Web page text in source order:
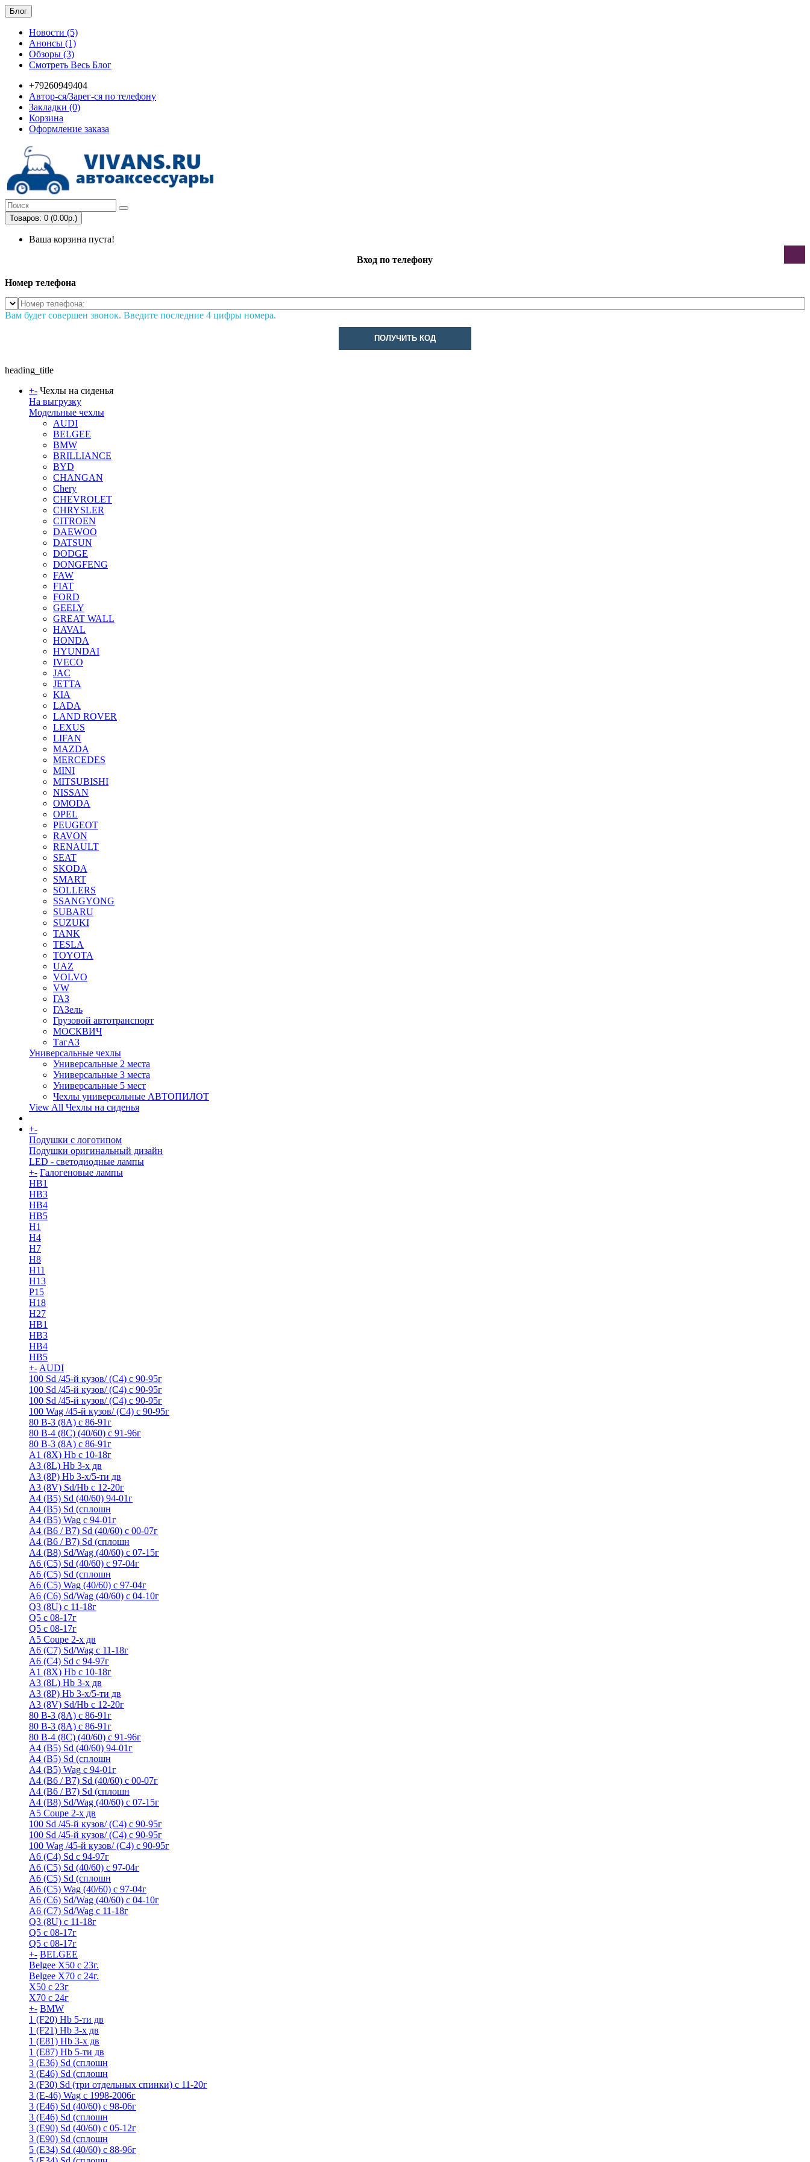
Блог
Новости (5)
Анонсы (1)
Обзоры (3)
Смотреть Весь Блог
+79260949404
Автор-ся/Зарег-ся по телефону
Закладки (0)
Корзина
Оформление заказа
Товаров: 0 (0.00р.)
Ваша корзина пуста!
Вход по телефону
Номер телефона
Вам будет совершен звонок. Введите последние 4 цифры номера.
ПОЛУЧИТЬ КОД
heading_title
+- Чехлы на сиденья
На выгрузку
Модельные чехлы
AUDI
BELGEE
BMW
BRILLIANCE
BYD
CHANGAN
Chery
CHEVROLET
CHRYSLER
CITROEN
DAEWOO
DATSUN
DODGE
DONGFENG
FAW
FIAT
FORD
GEELY
GREAT WALL
HAVAL
HONDA
HYUNDAI
IVECO
JAC
JETTA
KIA
LADA
LAND ROVER
LEXUS
LIFAN
MAZDA
MERCEDES
MINI
MITSUBISHI
NISSAN
OMODA
OPEL
PEUGEOT
RAVON
RENAULT
SEAT
SKODA
SMART
SOLLERS
SSANGYONG
SUBARU
SUZUKI
TANK
TESLA
TOYOTA
UAZ
VOLVO
VW
ГАЗ
ГАЗель
Грузовой автотранспорт
МОСКВИЧ
ТагАЗ
Универсальные чехлы
Универсальные 2 места
Универсальные 3 места
Универсальные 5 мест
Чехлы универсальные АВТОПИЛОТ
View All Чехлы на сиденья
+-
Подушки с логотипом
Подушки оригинальный дизайн
LED - светодиодные лампы
+- Галогеновые лампы
HB1
HB3
HB4
HB5
H1
H4
H7
H8
H11
H13
Р15
H18
H27
HB1
HB3
HB4
HB5
+- AUDI
100 Sd /45-й кузов/ (С4) с 90-95г
100 Sd /45-й кузов/ (С4) с 90-95г
100 Sd /45-й кузов/ (С4) с 90-95г
100 Wag /45-й кузов/ (С4) с 90-95г
80 B-3 (8A) с 86-91г
80 B-4 (8С) (40/60) с 91-96г
80 В-3 (8А) с 86-91г
A1 (8X) Hb с 10-18г
A3 (8L) Hb 3-х дв
A3 (8P) Hb 3-х/5-ти дв
A3 (8V) Sd/Hb c 12-20г
A4 (B5) Sd (40/60) 94-01г
A4 (B5) Sd (сплошн
A4 (B5) Wag с 94-01г
A4 (B6 / B7) Sd (40/60) с 00-07г
A4 (B6 / B7) Sd (сплошн
A4 (B8) Sd/Wag (40/60) с 07-15г
A6 (С5) Sd (40/60) с 97-04г
A6 (С5) Sd (сплошн
A6 (С5) Wag (40/60) с 97-04г
A6 (С6) Sd/Wag (40/60) c 04-10г
Q3 (8U) с 11-18г
Q5 с 08-17г
Q5 с 08-17г
А5 Coupe 2-х дв
А6 (C7) Sd/Wag с 11-18г
А6 (С4) Sd с 94-97г
A1 (8X) Hb с 10-18г
A3 (8L) Hb 3-х дв
A3 (8P) Hb 3-х/5-ти дв
A3 (8V) Sd/Hb c 12-20г
80 B-3 (8A) с 86-91г
80 В-3 (8А) с 86-91г
80 B-4 (8С) (40/60) с 91-96г
A4 (B5) Sd (40/60) 94-01г
A4 (B5) Sd (сплошн
A4 (B5) Wag с 94-01г
A4 (B6 / B7) Sd (40/60) с 00-07г
A4 (B6 / B7) Sd (сплошн
A4 (B8) Sd/Wag (40/60) с 07-15г
А5 Coupe 2-х дв
100 Sd /45-й кузов/ (С4) с 90-95г
100 Sd /45-й кузов/ (С4) с 90-95г
100 Wag /45-й кузов/ (С4) с 90-95г
А6 (С4) Sd с 94-97г
A6 (С5) Sd (40/60) с 97-04г
A6 (С5) Sd (сплошн
A6 (С5) Wag (40/60) с 97-04г
A6 (С6) Sd/Wag (40/60) c 04-10г
А6 (C7) Sd/Wag с 11-18г
Q3 (8U) с 11-18г
Q5 с 08-17г
Q5 с 08-17г
+- BELGEE
Belgee X50 с 23г.
Belgee X70 с 24г.
X50 с 23г
X70 с 24г
+- BMW
1 (F20) Hb 5-ти дв
1 (F21) Hb 3-х дв
1 (Е81) Hb 3-х дв
1 (Е87) Hb 5-ти дв
3 (E36) Sd (сплошн
3 (E46) Sd (сплошн
3 (F30) Sd (три отдельных спинки) с 11-20г
3 (Е-46) Wag с 1998-2006г
3 (Е46) Sd (40/60) с 98-06г
3 (Е46) Sd (сплошн
3 (Е90) Sd (40/60) с 05-12г
3 (Е90) Sd (сплошн
5 (E34) Sd (40/60) с 88-96г